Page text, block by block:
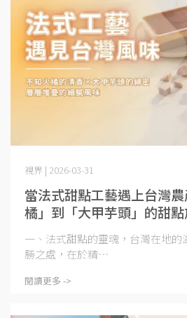
當法式甜點工藝遇上台灣
橘」到「大甲芋頭」的甜
視界 | 2026-03-31
一、法式甜點的靈魂，台灣在地的
勝之處，在於精⋯
閱讀更多 ->